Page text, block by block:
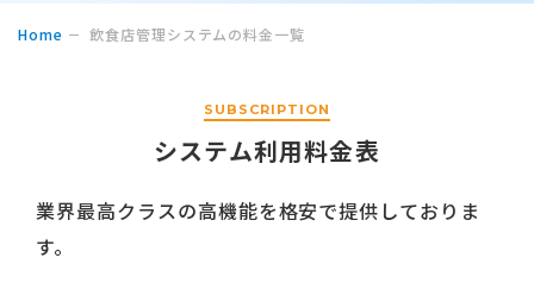
Home 飲食店管理システムの料金一覧
SUBSCRIPTION
システム利用料金表
業界最高クラスの高機能を格安で提供しておりま
す。